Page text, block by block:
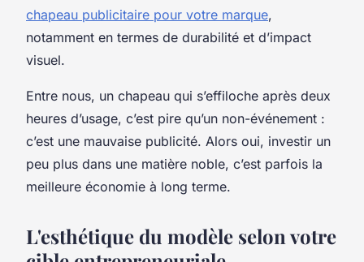
chapeau publicitaire pour votre marque,
notamment en termes de durabilité et d’impact
visuel.
Entre nous, un chapeau qui s’effiloche après deux
heures d’usage, c’est pire qu’un non-événement :
c’est une mauvaise publicité. Alors oui, investir un
peu plus dans une matière noble, c’est parfois la
meilleure économie à long terme.
L'esthétique du modèle selon votre